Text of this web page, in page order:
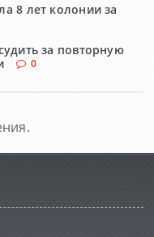
8 лет колонии за
за повторную
0